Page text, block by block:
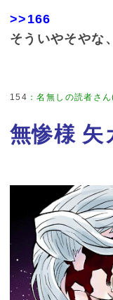
>>166
そういやそやな
154 ：名無しの読者さ
無惨様 矢